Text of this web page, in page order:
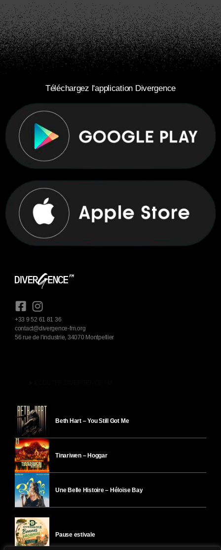
Téléchargez l'application Divergence
+33 9 52 61 81 36
contact@divergence-fm.org
56 rue de l'industrie, 34070 Montpellier
Beth Hart – You Still Got Me
Tinariwen – Hoggar
Une Belle Histoire – Héloïse Bay
Pause estivale